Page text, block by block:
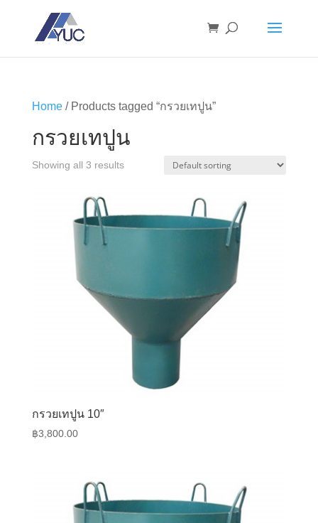
Home/ Products tagged “กรวยเทปูน”
กรวยเทปูน
Showing all 3 results
กรวยเทปูน 10″
฿3,800.00